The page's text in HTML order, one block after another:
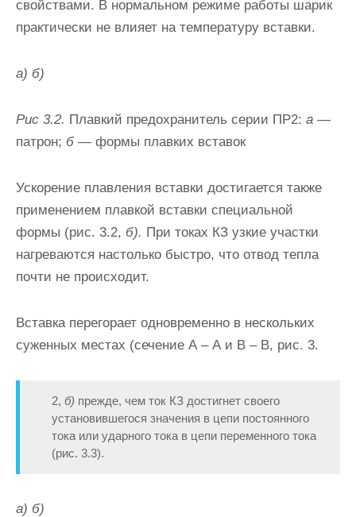
свойствами. В нормальном режиме работы шарик
практи­чески не влияет на температуру вставки.
а) б)
Рис 3.2. Плавкий предохранитель серии ПР2: а —
патрон; б — формы плавких вставок
Ускорение плавления вставки достигается также
применением плавкой вставки специальной
формы (рис. 3.2, б). При токах КЗ узкие участки
нагреваются настолько быстро, что отвод тепла
почти не происходит.
Вставка перегорает одновременно в нескольких
сужен­ных местах (сечение А – А и В – В, рис. 3.
2, б) прежде, чем ток КЗ достигнет своего
установившегося значения в цепи постоянного
тока или ударного тока в цепи переменного тока
(рис. 3.3).
а) б)